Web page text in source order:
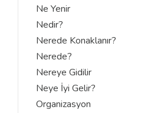
Ne Yenir
Nedir?
Nerede Konaklanır?
Nerede?
Nereye Gidilir
Neye İyi Gelir?
Organizasyon